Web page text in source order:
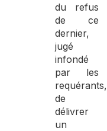
du refus
de ce
dernier,
jugé
infondé
par les
requérants,
de
délivrer
un